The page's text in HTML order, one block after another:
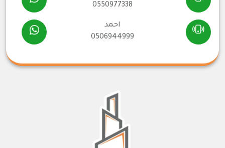
0550977338
احمد
0506944999